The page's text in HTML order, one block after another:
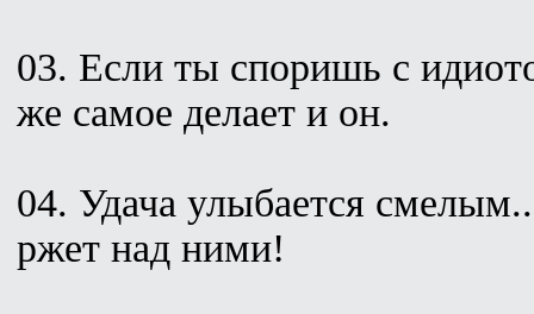
03. Если ты споришь с
же самое делает и он.
04. Удача улыбается
ржет над ними!